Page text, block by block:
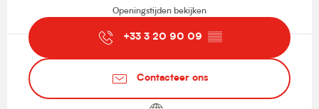
Openingstijden bekijken
+33 3 20 90 09 ▒▒
Contacteer ons